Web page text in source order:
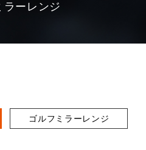
ラーレンジ
ゴルフミラーレンジ